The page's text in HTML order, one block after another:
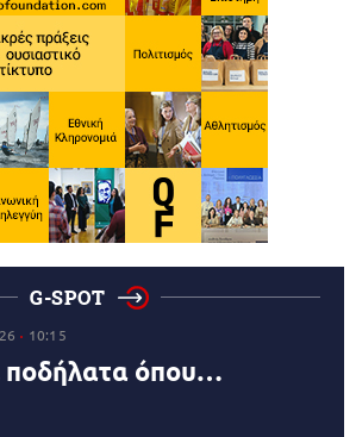
G-SPOT
10:15
ποδήλατα όπου…